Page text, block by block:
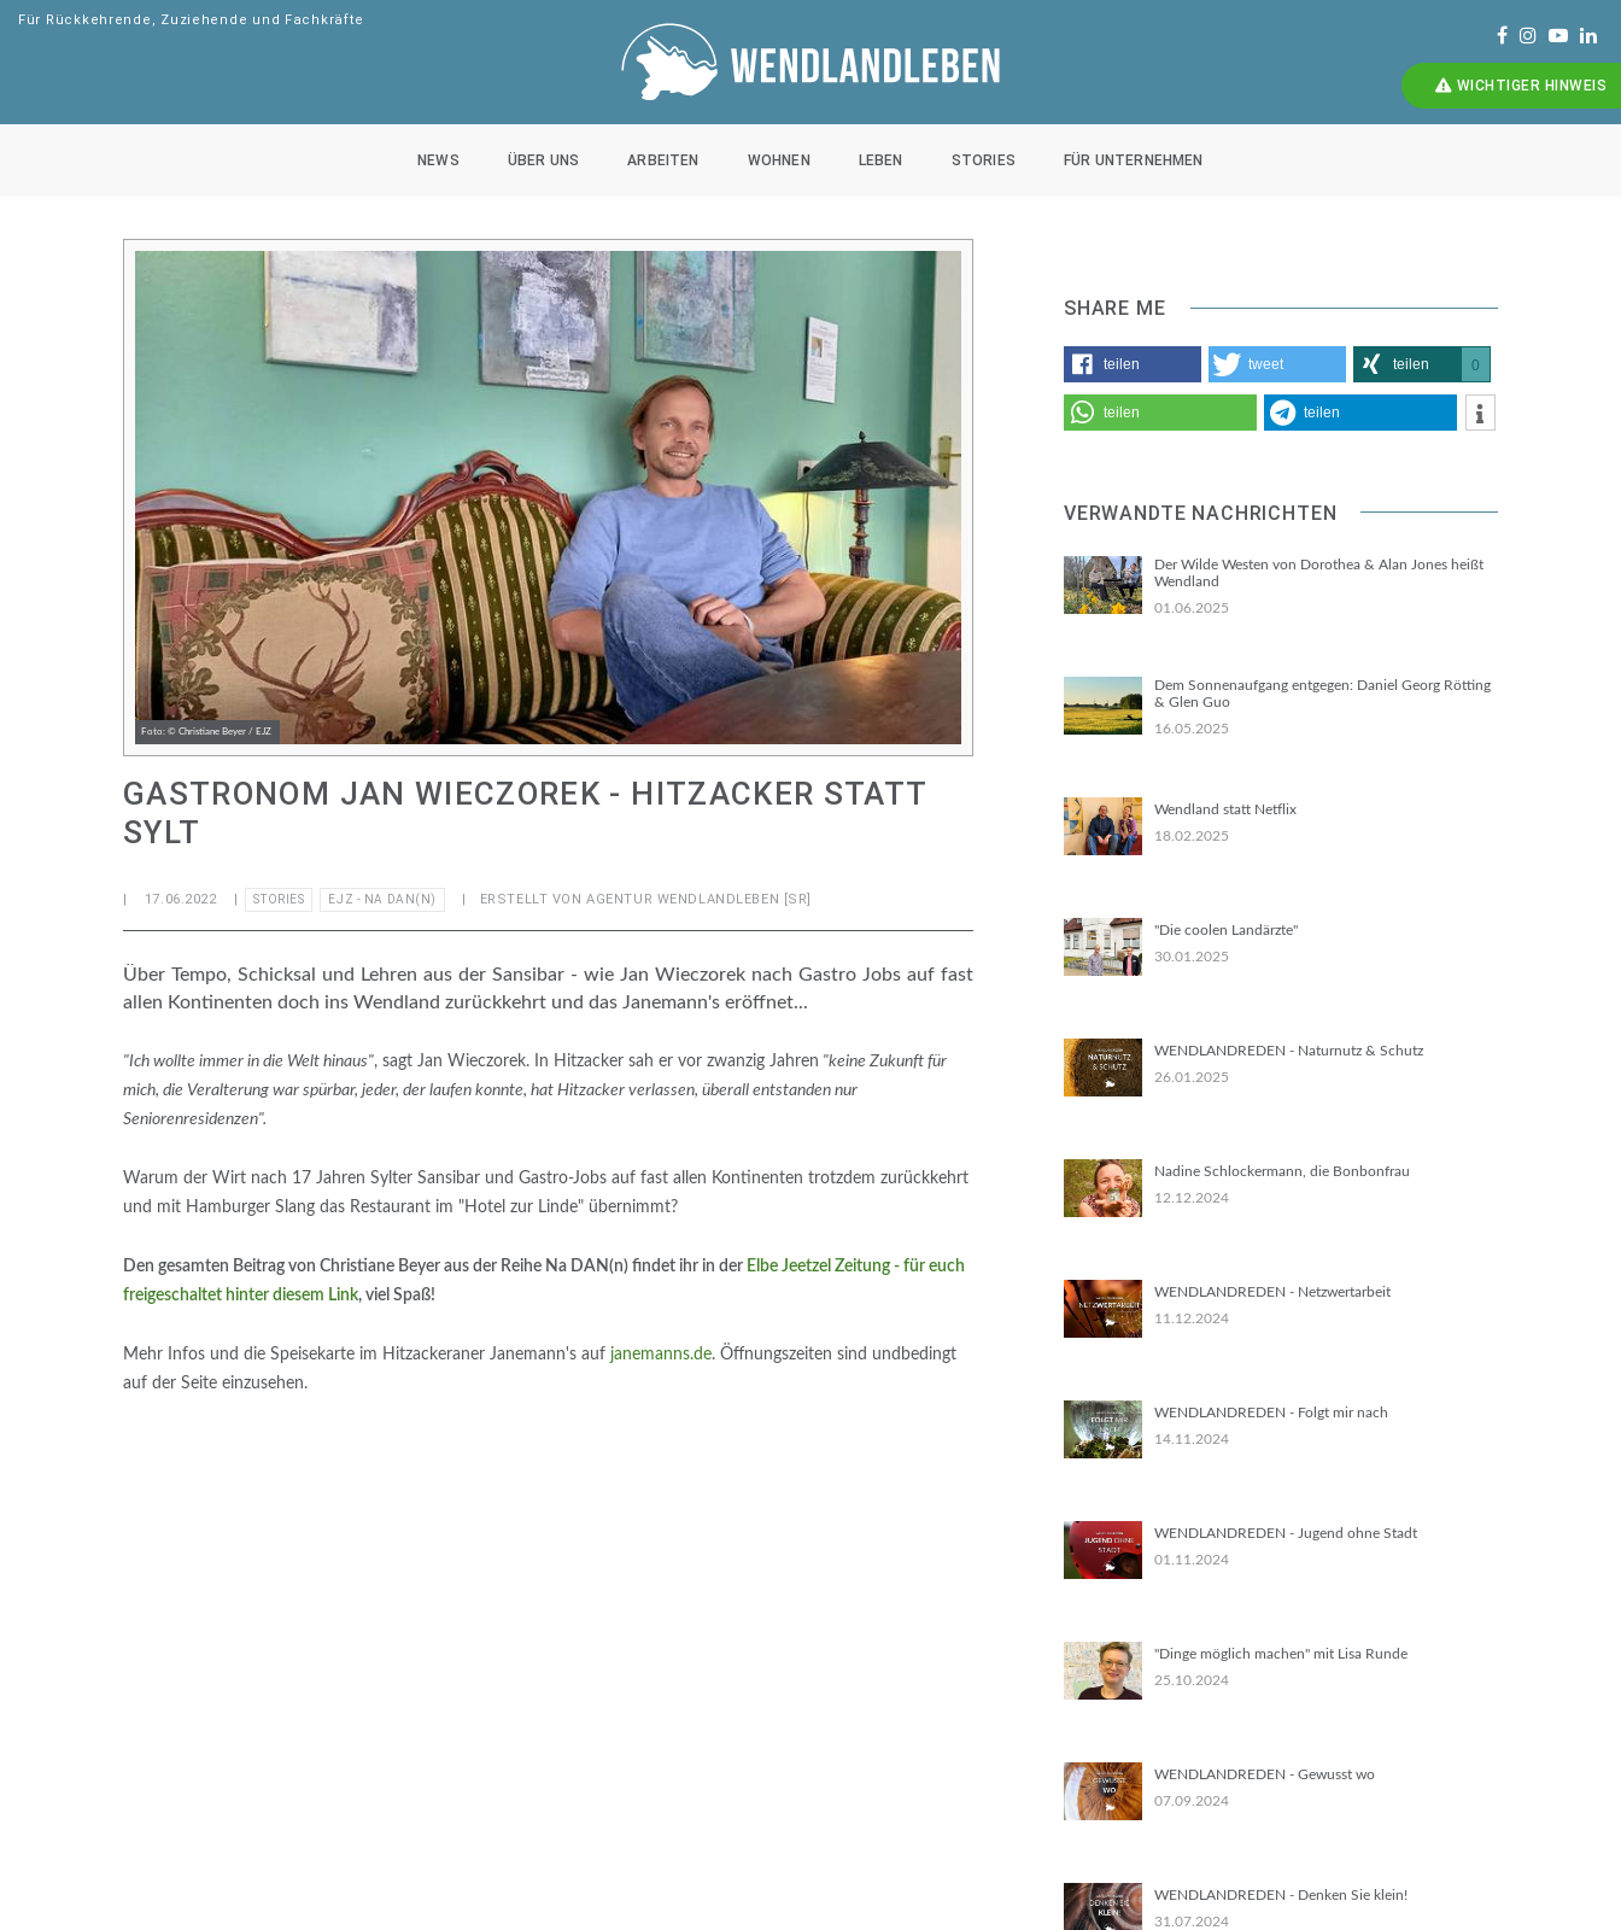
WICHTIGER HINWEIS
Für Rückkehrende, Zuziehende und Fachkräfte
NEWS ÜBER UNS ARBEITEN WOHNEN LEBEN STORIES FÜR UNTERNEHMEN
Foto: © Christiane Beyer / EJZ
GASTRONOM JAN WIECZOREK - HITZACKER STATT
SYLT
17.06.2022 STORIES EJZ - NA DAN(N) | ERSTELLT VONAGENTUR WENDLANDLEBEN [SR]
Über Tempo, Schicksal und Lehren aus der Sansibar - wie Jan Wieczorek nach Gastro Jobs auf fast
allen Kontinenten doch ins Wendland zurückkehrt und das Janemann's eröffnet...
"Ich wollte immer in die Welt hinaus", sagt Jan Wieczorek. In Hitzacker sah er vor zwanzig Jahren "keine Zukunft für
mich, die Veralterung war spürbar, jeder, der laufen konnte, hat Hitzacker verlassen, überall entstanden nur
Seniorenresidenzen".
Warum der Wirt nach 17 Jahren Sylter Sansibar und Gastro-Jobs auf fast allen Kontinenten trotzdem zurückkehrt
und mit Hamburger Slang das Restaurant im "Hotel zur Linde" übernimmt?
Den gesamten Beitrag von Christiane Beyer aus der Reihe Na DAN(n) findet ihr in der Elbe Jeetzel Zeitung - für euch
freigeschaltet hinter diesem Link, viel Spaß!
Mehr Infos und die Speisekarte im Hitzackeraner Janemann's auf janemanns.de. Öffnungszeiten sind undbedingt
auf der Seite einzusehen.
SHARE ME
teilen tweet teilen 0
teilen teilen
VERWANDTE NACHRICHTEN
Der Wilde Westen von Dorothea & Alan Jones heißt
Wendland
01.06.2025
Dem Sonnenaufgang entgegen: Daniel Georg Rötting
& Glen Guo
16.05.2025
Wendland statt Netflix
18.02.2025
"Die coolen Landärzte"
30.01.2025
WENDLANDREDEN - Naturnutz & Schutz
26.01.2025
Nadine Schlockermann, die Bonbonfrau
12.12.2024
WENDLANDREDEN - Netzwertarbeit
11.12.2024
WENDLANDREDEN - Folgt mir nach
14.11.2024
WENDLANDREDEN - Jugend ohne Stadt
01.11.2024
"Dinge möglich machen" mit Lisa Runde
25.10.2024
WENDLANDREDEN - Gewusst wo
07.09.2024
WENDLANDREDEN - Denken Sie klein!
31.07.2024